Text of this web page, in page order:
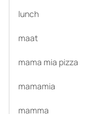
lunch
maat
mama mia pizza
mamamia
mamma